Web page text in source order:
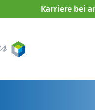
Karriere bei